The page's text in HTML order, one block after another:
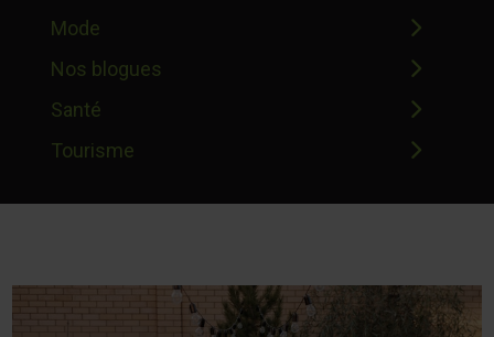
Mode
Nos blogues
Santé
Tourisme